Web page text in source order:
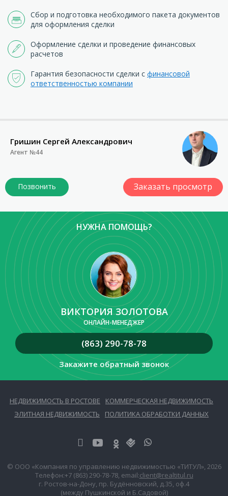
Сбор и подготовка необходимого пакета документов
для оформления сделки
Оформление сделки и проведение финансовых
расчетов
Гарантия безопасности сделки с финансовой
ответственностью компании
Гришин Сергей Александрович
Агент №44
Заказать просмотр
НУЖНА ПОМОЩЬ?
ВИКТОРИЯ ЗОЛОТОВА
ОНЛАЙН-МЕНЕДЖЕР
(863) 290-78-78
Закажите обратный звонок
НЕДВИЖИМОСТЬ В РОСТОВЕ
КОММЕРЧЕСКАЯ НЕДВИЖИМОСТЬ
ЭЛИТНАЯ НЕДВИЖИМОСТЬ
ПОЛИТИКА ОБРАБОТКИ ДАННЫХ
© ООО «Компания по управлению недвижимостью «ТИТУЛ», 2026
Телефон:+7 (863) 290-78-78, email:client@realtitul.ru
г. Ростов-на-Дону, пр. Будённовский, д.35, оф.4
(между Пушкинской и Б.Садовой)